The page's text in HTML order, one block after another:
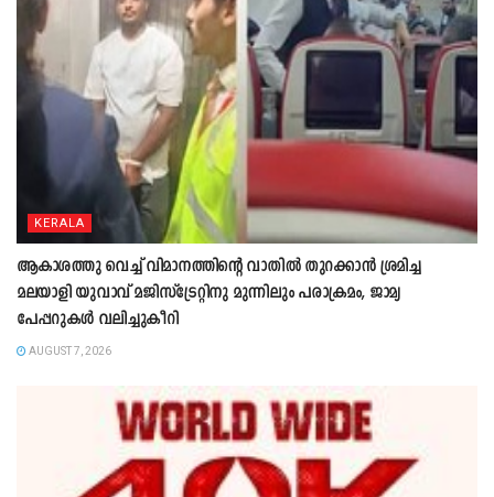
KERALA
ആകാശത്തു വെച്ച് വിമാനത്തിന്റെ വാതില്‍ തുറക്കാന്‍ ശ്രമിച്ച
മലയാളി യുവാവ് മജിസ്ട്രേറ്റിനു മുന്നിലും പരാക്രമം, ജാമ്യ
പേപ്പറുകൾ വലിച്ചുകീറി
AUGUST 7, 2026